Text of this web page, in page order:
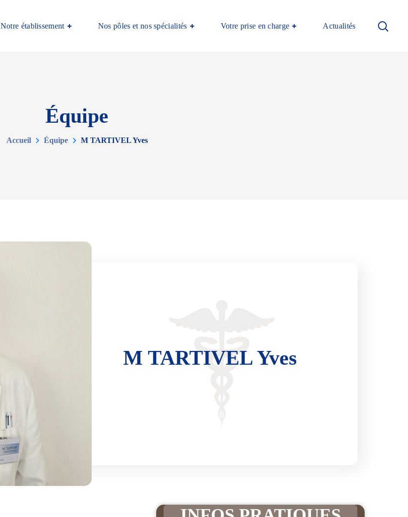
Notre établissement Nos pôles et nos spécialités Votre prise en charge Actualités
Équipe
Accueil Équipe M TARTIVEL Yves
M TARTIVEL Yves